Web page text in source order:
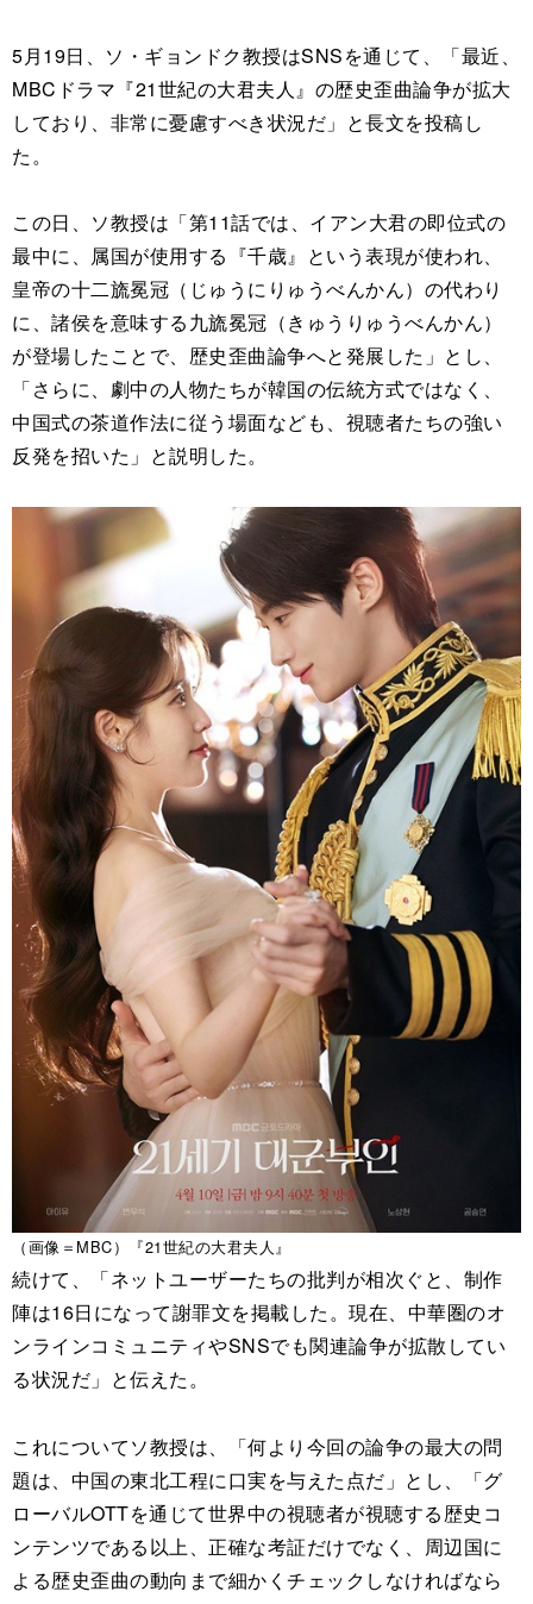
5月19日、ソ・ギョンドク教授はSNSを通じて、「最近、
MBCドラマ『21世紀の大君夫人』の歴史歪曲論争が拡大
しており、非常に憂慮すべき状況だ」と長文を投稿し
た。
この日、ソ教授は「第11話では、イアン大君の即位式の
最中に、属国が使用する『千歳』という表現が使われ、
皇帝の十二旒冕冠（じゅうにりゅうべんかん）の代わり
に、諸侯を意味する九旒冕冠（きゅうりゅうべんかん）
が登場したことで、歴史歪曲論争へと発展した」とし、
「さらに、劇中の人物たちが韓国の伝統方式ではなく、
中国式の茶道作法に従う場面なども、視聴者たちの強い
反発を招いた」と説明した。
（画像＝MBC）『21世紀の大君夫人』
続けて、「ネットユーザーたちの批判が相次ぐと、制作
陣は16日になって謝罪文を掲載した。現在、中華圏のオ
ンラインコミュニティやSNSでも関連論争が拡散してい
る状況だ」と伝えた。
これについてソ教授は、「何より今回の論争の最大の問
題は、中国の東北工程に口実を与えた点だ」とし、「グ
ローバルOTTを通じて世界中の視聴者が視聴する歴史コ
ンテンツである以上、正確な考証だけでなく、周辺国に
よる歴史歪曲の動向まで細かくチェックしなければなら